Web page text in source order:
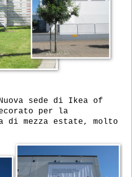
sede di Ikea of
per la
di mezza estate, molto